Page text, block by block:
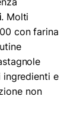
. Molti
con farina
e
non